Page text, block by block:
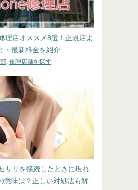
理店オススメ8選！正規店よ
・最新料金を紹介
修理店舗を探す
サリを接続したときに現れ
意味は？正しい対処法も解